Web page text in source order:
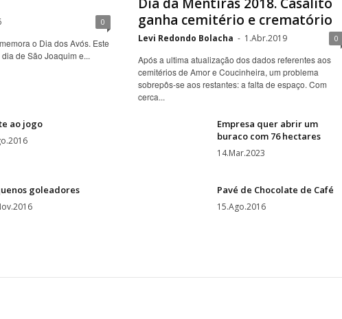
0
o Dia dos Avós. Este
de São Joaquim e...
ganha cemitério e crematório
Levi Redondo Bolacha - 1.Abr.2019 0
Após a ultima atualização dos dados referentes aos
cemitérios de Amor e Coucinheira, um problema
sobrepôs-se aos restantes: a falta de espaço. Com
cerca...
ao jogo
Empresa quer abrir um
buraco com 76 hectares
14.Mar.2023
goleadores Pavé de Chocolate de Café
15.Ago.2016